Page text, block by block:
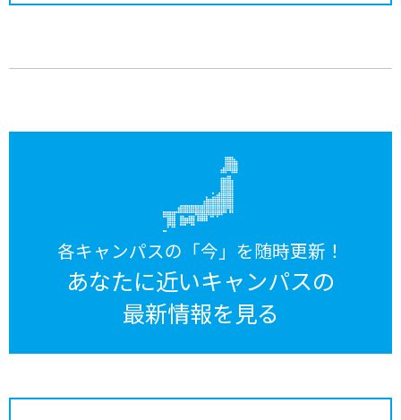
各キャンパスの「今」を随時更新！
あなたに近いキャンパスの
最新情報を見る